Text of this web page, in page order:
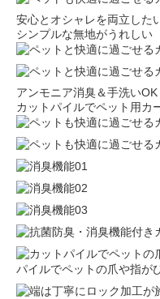
安心とオシャレを両立した
シンプルな無地がうれしい
アンモニア消臭＆手洗いOK
カットパイルでペット用カ
パイルでペットの爪や指が